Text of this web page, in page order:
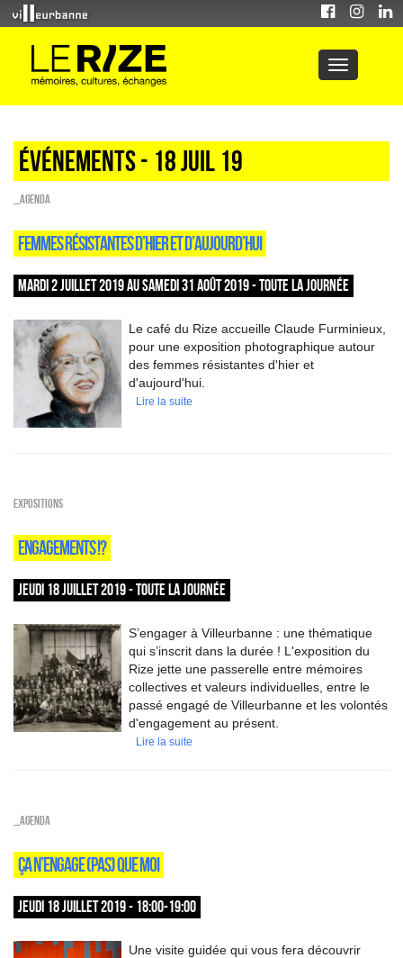
Événements - 18 Juil 19
_Agenda
FEMMES RÉSISTANTES D’HIER ET D’AUJOURD’HUI
MARDI 2 JUILLET 2019 AU SAMEDI 31 AOÛT 2019 - TOUTE LA JOURNÉE
Le café du Rize accueille Claude Furminieux,
pour une exposition photographique autour
des femmes résistantes d'hier et
d'aujourd'hui.
Lire la suite
EXPOSITIONS
ENGAGEMENTS !?
JEUDI 18 JUILLET 2019 - TOUTE LA JOURNÉE
S’engager à Villeurbanne : une thématique
qui s’inscrit dans la durée ! L'exposition du
Rize jette une passerelle entre mémoires
collectives et valeurs individuelles, entre le
passé engagé de Villeurbanne et les volontés
d'engagement au présent.
Lire la suite
_Agenda
ÇA N’ENGAGE (PAS) QUE MOI
JEUDI 18 JUILLET 2019 - 18:00-19:00
Une visite guidée qui vous fera découvrir